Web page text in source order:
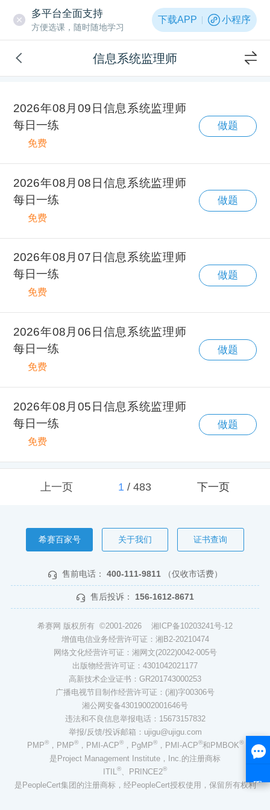
多平台全面支持
方便选课，随时随地学习
下载APP 小程序
信息系统监理师
2026年08月09日信息系统监理师
每日一练
免费
做题
2026年08月08日信息系统监理师
每日一练
免费
做题
2026年08月07日信息系统监理师
每日一练
免费
做题
2026年08月06日信息系统监理师
每日一练
免费
做题
2026年08月05日信息系统监理师
每日一练
免费
做题
上一页 1/ 483 下一页
希赛百家号 关于我们 证书查询
售前电话： 400-111-9811 （仅收市话费）
售后投诉： 156-1612-8671
希赛网 版权所有 ©2001-2026 湘ICP备10203241号-12
增值电信业务经营许可证：湘B2-20210474
网络文化经营许可证：湘网文(2022)0042-005号
出版物经营许可证：4301042021177
高新技术企业证书：GR201743000253
广播电视节目制作经营许可证：(湘)字00306号
湘公网安备43019002001646号
违法和不良信息举报电话：15673157832
举报/反馈/投诉邮箱：ujigu@ujigu.com
PMP®，PMP®，PMI-ACP®，PgMP®，PMI-ACP®和PMBOK®
是Project Management Institute，Inc.的注册商标
ITIL®、PRINCE2®
是PeopleCert集团的注册商标，经PeopleCert授权使用，保留所有权利